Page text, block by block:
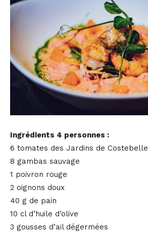
Ingrédients 4 personnes :
6 tomates des Jardins de Costebelle
8 gambas sauvage
1 poivron rouge
2 oignons doux
40 g de pain
10 cl d’huile d’olive
3 gousses d’ail dégermées